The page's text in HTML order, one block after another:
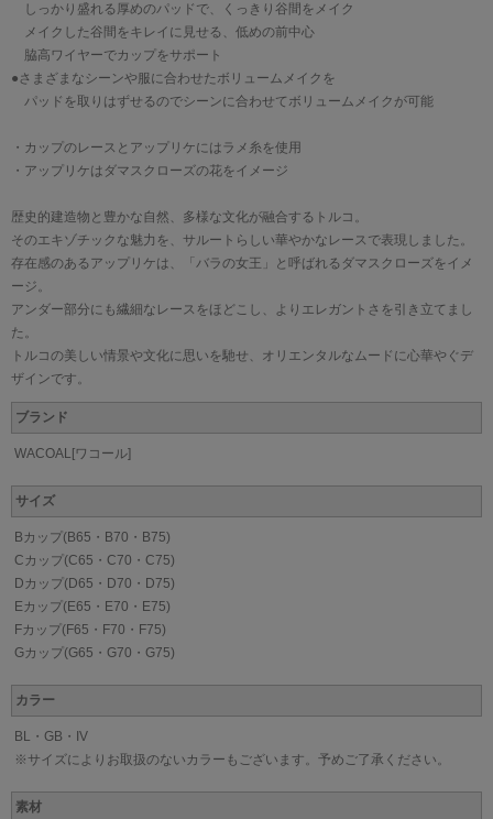
しっかり盛れる厚めのパッドで、くっきり谷間をメイク
メイクした谷間をキレイに見せる、低めの前中心
脇高ワイヤーでカップをサポート
●さまざまなシーンや服に合わせたボリュームメイクを
パッドを取りはずせるのでシーンに合わせてボリュームメイクが可能
・カップのレースとアップリケにはラメ糸を使用
・アップリケはダマスクローズの花をイメージ
歴史的建造物と豊かな自然、多様な文化が融合するトルコ。
そのエキゾチックな魅力を、サルートらしい華やかなレースで表現しました。
存在感のあるアップリケは、「バラの女王」と呼ばれるダマスクローズをイメ
ージ。
アンダー部分にも繊細なレースをほどこし、よりエレガントさを引き立てまし
た。
トルコの美しい情景や文化に思いを馳せ、オリエンタルなムードに心華やぐデ
ザインです。
ブランド
WACOAL[ワコール]
サイズ
Bカップ(B65・B70・B75)
Cカップ(C65・C70・C75)
Dカップ(D65・D70・D75)
Eカップ(E65・E70・E75)
Fカップ(F65・F70・F75)
Gカップ(G65・G70・G75)
カラー
BL・GB・IV
※サイズによりお取扱のないカラーもございます。予めご了承ください。
素材